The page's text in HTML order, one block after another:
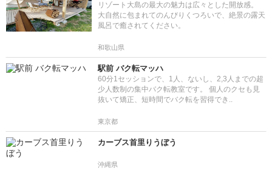
リゾート大島の最大の魅力は広々とした開放感。
大自然に包まれてのんびりくつろいで、絶景の露天
風呂で癒されてください。
和歌山県
駅前 バク転マッハ
60分1セッションで、1人、ないし、2,3人までの超
少人数制の集中バク転教室です。 個人のクセも見
抜いて矯正、短時間でバク転を習得でき..
東京都
カーブス首里りうぼう
沖縄県